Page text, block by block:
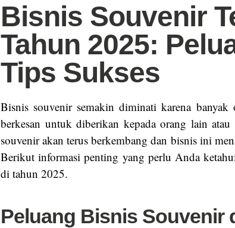
Bisnis Souvenir
Tahun 2025:
Tips Sukses
Bisnis souvenir semakin diminati karena
berkesan untuk diberikan kepada orang lain
souvenir akan terus berkembang dan bisnis ini
Berikut informasi penting yang perlu Anda
di tahun 2025.
Peluang Bisnis Souvenir